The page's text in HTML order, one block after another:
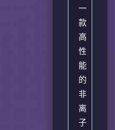
一
款
高
性
能
的
非
离
子